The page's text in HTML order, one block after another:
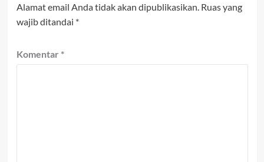
Alamat email Anda tidak akan dipublikasikan. Ruas yang
wajib ditandai *
Komentar *